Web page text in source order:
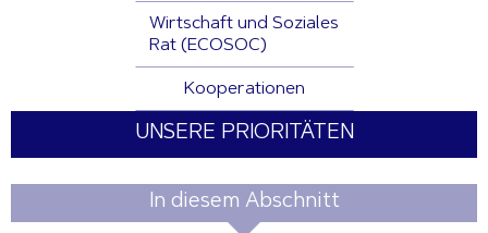
Wirtschaft und Soziales
Rat (ECOSOC)
Kooperationen
UNSERE PRIORITÄTEN
In diesem Abschnitt